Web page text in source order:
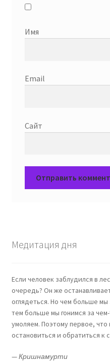
Имя
Email
Сайт
Медитация дня
Если человек заблудился в
очередь? Он же
оглядеться. Но чем больше
тем больше мы гонимся за
умоляем. Поэтому первое,
остановиться и обратиться к
—Кришнамурти